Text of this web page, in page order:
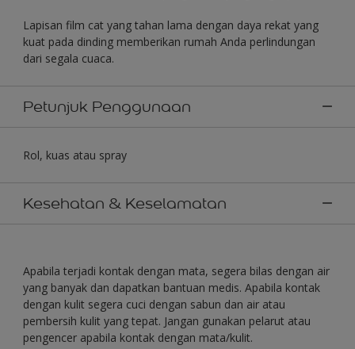
Lapisan film cat yang tahan lama dengan daya rekat yang
kuat pada dinding memberikan rumah Anda perlindungan
dari segala cuaca.
Petunjuk Penggunaan
Rol, kuas atau spray
Kesehatan & Keselamatan
Apabila terjadi kontak dengan mata, segera bilas dengan air
yang banyak dan dapatkan bantuan medis. Apabila kontak
dengan kulit segera cuci dengan sabun dan air atau
pembersih kulit yang tepat. Jangan gunakan pelarut atau
pengencer apabila kontak dengan mata/kulit.